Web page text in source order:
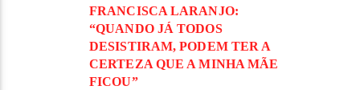
FRANCISCA LARANJO:
“QUANDO JÁ TODOS
DESISTIRAM, PODEM TER A
CERTEZA QUE A MINHA MÃE
FICOU”